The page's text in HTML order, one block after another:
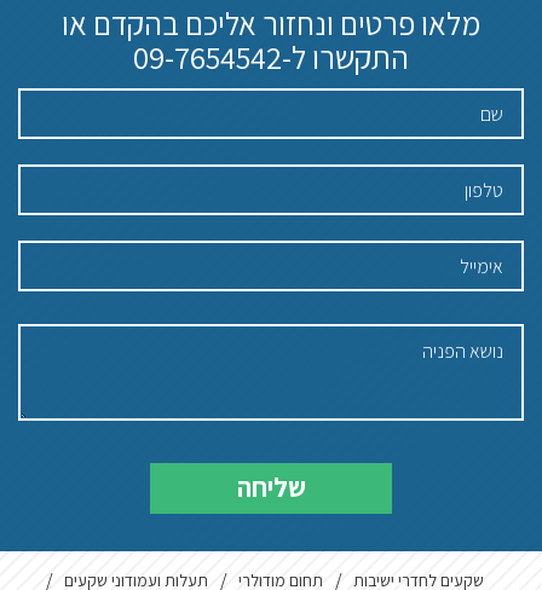
מלאו פרטים ונחזור אליכם בהקדם או
התקשרו ל-09-7654542
שקעים לחדרי ישיבות תחום מודולרי
תעלות ועמודוני שקעים